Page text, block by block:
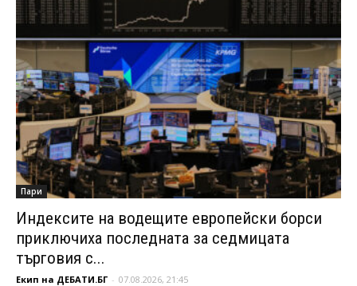
Пари
Индексите на водещите европейски борси
приключиха последната за седмицата
търговия с...
Екип на ДЕБАТИ.БГ - 07.08.2026, 21:45